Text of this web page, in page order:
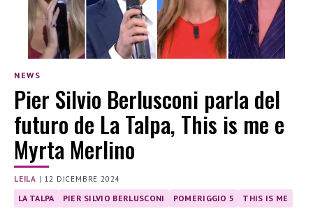
NEWS
Pier Silvio Berlusconi parla del
futuro de La Talpa, This is me e
Myrta Merlino
LEILA | 12 DICEMBRE 2024
LA TALPA PIER SILVIO BERLUSCONI POMERIGGIO 5 THIS IS ME